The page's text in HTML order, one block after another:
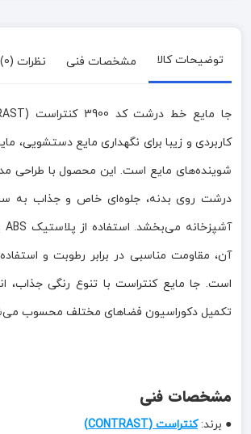
توضیحات کالا مشخصات فنی نظرات (0)
کاربردی و زیبا برای نگهداری مایع دستشویی،
شوینده‌های مایع است. این محصول با طراحی
درشت روی بدنه، جلوه‌ای خاص و جذاب به
آن، مقاومت مناسبی در برابر رطوبت و استفاده
است. جا مایع کنتراست با تنوع رنگی جذاب،
تکمیل دکوراسیون فضاهای مختلف محسوب
مشخصات فنی
● برند:کنتراست (CONTRAST)